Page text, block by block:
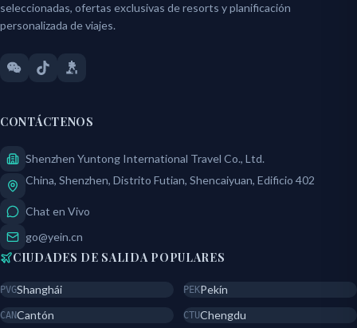
seleccionadas, ofertas exclusivas de resorts y planificación
personalizada de viajes.
CONTÁCTENOS
Shenzhen Yuntong International Travel Co., Ltd.
China, Shenzhen, Distrito Futian, Shencaiyuan, Edificio 402
Chat en Vivo
go@yein.cn
CIUDADES DE SALIDA POPULARES
PVGShanghái PEKPekín
CANCantón CTUChengdu